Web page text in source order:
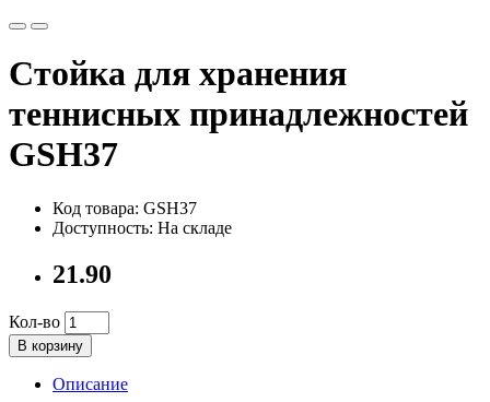
Стойка для хранения
теннисных принадлежностей
GSH37
Код товара: GSH37
Доступность: На складе
21.90
Кол-во
В корзину
Описание